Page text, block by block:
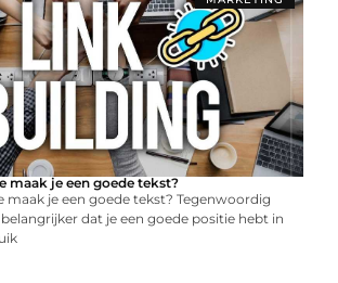
maak je een goede tekst?
maak je een goede tekst? Tegenwoordig
dat je een goede positie hebt in